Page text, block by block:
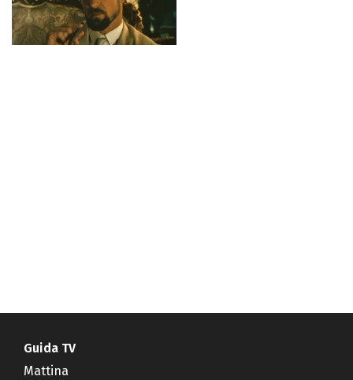
Guida TV
Mattina